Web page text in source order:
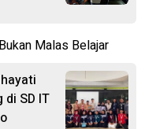
Malas Belajar
di SD IT